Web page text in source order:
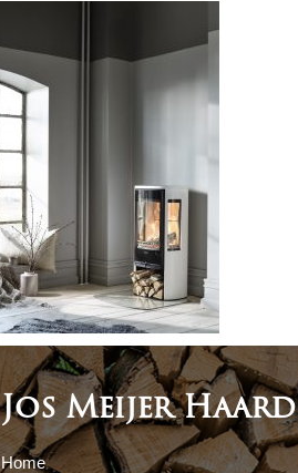
Jos Meijer
Home